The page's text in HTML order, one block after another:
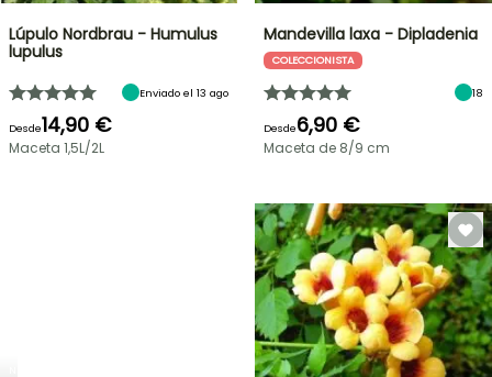
Lúpulo Nordbrau - Humulus
lupulus
Enviado el 13 ago
Desde14,90 €
Maceta 1,5L/2L
Mandevilla laxa - Dipladenia
COLECCIONISTA
18
Desde6,90 €
Maceta de 8/9 cm